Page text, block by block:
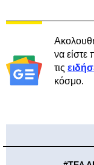
να είστε
τις
κόσμο.